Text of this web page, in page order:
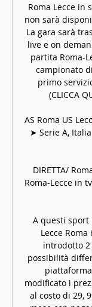
Roma Lecce in
non sarà
La gara sarà
live e on
partita Roma-
campionato
primo
(CLICCA
AS Roma US
➤ Serie A,
DIRETTA/
Roma-Lecce in
A questi sport
Lecce
introdotto 2
possibilità
modificato i
al costo di 29,